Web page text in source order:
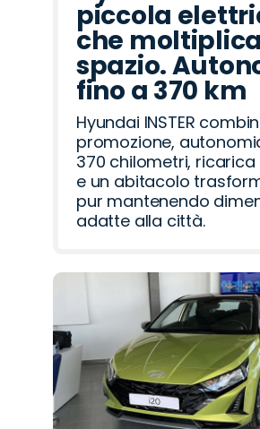
piccola
che
spazio.
fino a 370 km
Hyundai INSTER
promozione,
370 chilometri,
e un abitacolo
pur mantenendo
adatte alla città.